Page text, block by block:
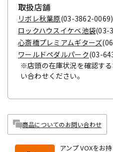
取扱店舗
リボレ秋葉原(03-3862-0069)
ロックハウスイケベ池袋(03-
心斎橋プレミアムギターズ
ワールドペダルパーク(03-
※店頭の在庫状況を確認す
い合わせください。
商品についてのお問い合わせ
アンプ VOXをお